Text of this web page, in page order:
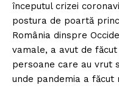
începutul crizei
postura de poartă
România dinspre
vamale, a avut de
persoane care au vrut
unde pandemia a făcut